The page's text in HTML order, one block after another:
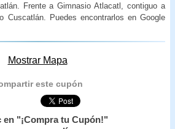
Frente a Gimnasio Atlacatl, contiguo a
Cuscatlán. Puedes encontrarlos en Google
Mostrar Mapa
este cupón
en "¡Compra tu Cupón!"